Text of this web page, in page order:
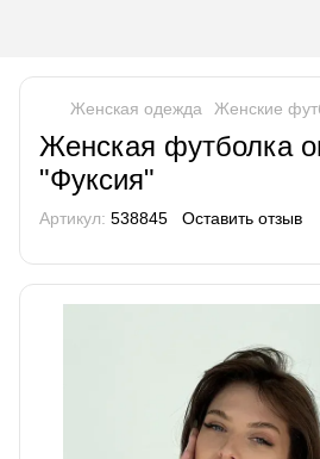
Женская одежда Женские
Женская футболка
"Фуксия"
Артикул: 538845 Оставить отзыв